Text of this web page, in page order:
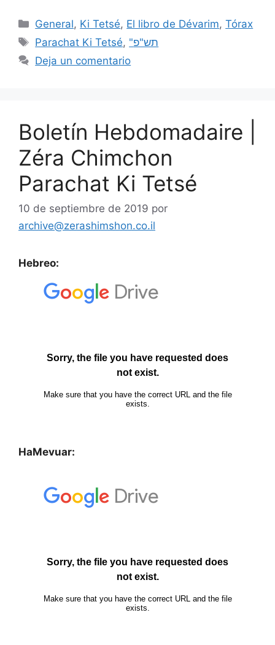
General, Ki Tetsé, El libro de Dévarim,Tórax
Parachat Ki Tetsé,
"תש"פ
Deja un comentario
Boletín Hebdomadaire |
Zéra Chimchon
Parachat Ki Tetsé
10 de septiembre de 2019 por
archive@zerashimshon.co.il
Hebreo:
HaMevuar: